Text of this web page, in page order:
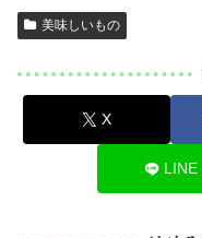
美味しいもの
X
LINE